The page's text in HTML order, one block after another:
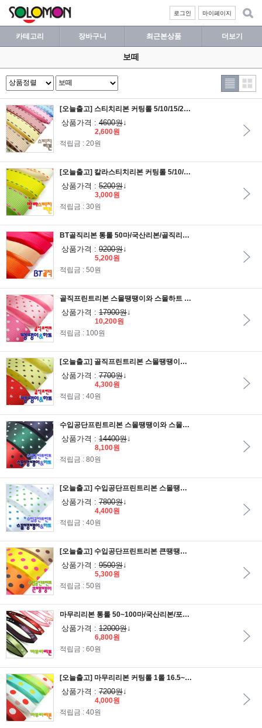
마이페이지
로그인
카테고리 장바구니 최근본상품 더보기
보떼
[오늘출고] 스티치리본 커팅롤 5/10/15/25mm 1롤 12.5마
상품가격 : 4600원↓
2,600원
적립금 : 20원
[오늘출고] 칼라스티치리본 커팅롤 5/10/15/25mm 1롤 12.5마
상품가격 : 5200원↓
3,000원
적립금 : 30원
BT골직리본 통롤 50마/국산리본/골직리본/포장리본/원단리본/리본공예/선물포장리본
상품가격 : 9200원↓
5,200원
적립금 : 50원
골직프린트리본 스몰땡땡이와 스몰하트 통롤45M 50마 골직리본/땡땡이리본/하트리본/포장리본/리본공예/선물포장/포장재료
상품가격 : 17900원↓
10,200원
적립금 : 100원
[오늘출고] 골직프린트리본 스몰땡땡이와 스몰하트 커팅롤 15mmx15M 16마
상품가격 : 7700원↓
4,300원
적립금 : 40원
수입공단프린트리본 스몰땡땡이와 스몰하트 통롤45M/공단리본/땡땡이리본/하트리본
상품가격 : 14400원↓
8,100원
적립금 : 80원
[오늘출고] 수입공단프린트리본 스몰땡땡이와 스몰하트 커팅롤15M/공단리본/땡땡이리본/하트리본
상품가격 : 7800원↓
4,400원
적립금 : 40원
[오늘출고] 수입공단프린트리본 큰땡땡이 커팅롤25mmx15M
상품가격 : 9500원↓
5,300원
적립금 : 50원
마무리리본 통롤 50~100마/국산리본/포장리본/원단리본/리본공예/선물포장/큰땡땡이/금사하트/색선주자아이러브유/크리스탈리본
상품가격 : 12000원↓
6,800원
적립금 : 60원
[오늘출고] 마무리리본 커팅롤 1롤 16.5~20마
상품가격 : 7200원↓
4,000원
적립금 : 40원